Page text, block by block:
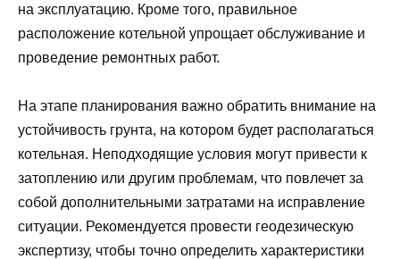
на эксплуатацию. Кроме того, правильное
расположение котельной упрощает обслуживание и
проведение ремонтных работ.
На этапе планирования важно обратить внимание на
устойчивость грунта, на котором будет располагаться
котельная. Неподходящие условия могут привести к
затоплению или другим проблемам, что повлечет за
собой дополнительными затратами на исправление
ситуации. Рекомендуется провести геодезическую
экспертизу, чтобы точно определить характеристики